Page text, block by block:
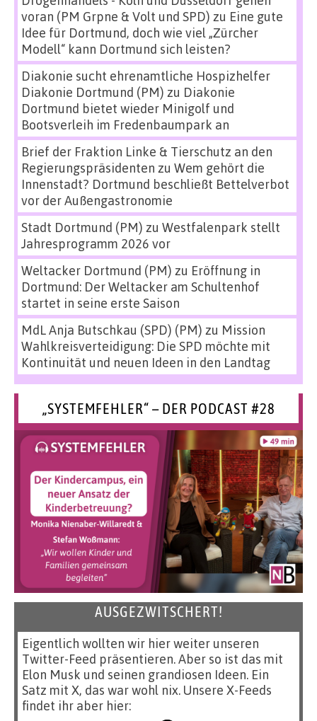
voran (PM Grpne & Volt und SPD) zu Eine gute
Idee für Dortmund, doch wie viel „Zürcher
Modell“ kann Dortmund sich leisten?
Diakonie sucht ehrenamtliche Hospizhelfer
Diakonie Dortmund (PM) zu Diakonie
Dortmund bietet wieder Minigolf und
Bootsverleih im Fredenbaumpark an
Brief der Fraktion Linke & Tierschutz an den
Regierungspräsidenten zu Wem gehört die
Innenstadt? Dortmund beschließt Bettelverbot
vor der Außengastronomie
Stadt Dortmund (PM) zu Westfalenpark stellt
Jahresprogramm 2026 vor
Weltacker Dortmund (PM) zu Eröffnung in
Dortmund: Der Weltacker am Schultenhof
startet in seine erste Saison
MdL Anja Butschkau (SPD) (PM) zu Mission
Wahlkreisverteidigung: Die SPD möchte mit
Kontinuität und neuen Ideen in den Landtag
„SYSTEMFEHLER“ – DER PODCAST #28
AUSGEZWITSCHERT!
Eigentlich wollten wir hier weiter unseren
Twitter-Feed präsentieren. Aber so ist das mit
Elon Musk und seinen grandiosen Ideen. Ein
Satz mit X, das war wohl nix. Unsere X-Feeds
findet ihr aber hier: